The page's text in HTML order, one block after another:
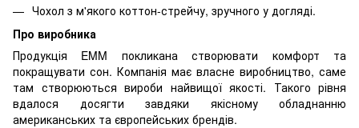
Чохол з м'якого коттон-стрейчу, зручного у догляді.
Про виробника
Продукція EMM покликана створювати комфорт та
покращувати сон. Компанія має власне виробництво, саме
там створюються вироби найвищої якості. Такого рівня
вдалося досягти завдяки якісному обладнанню
американських та європейських брендів.